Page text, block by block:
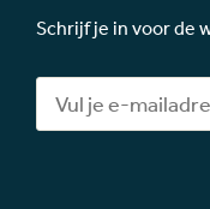
Schrijf je in voor de